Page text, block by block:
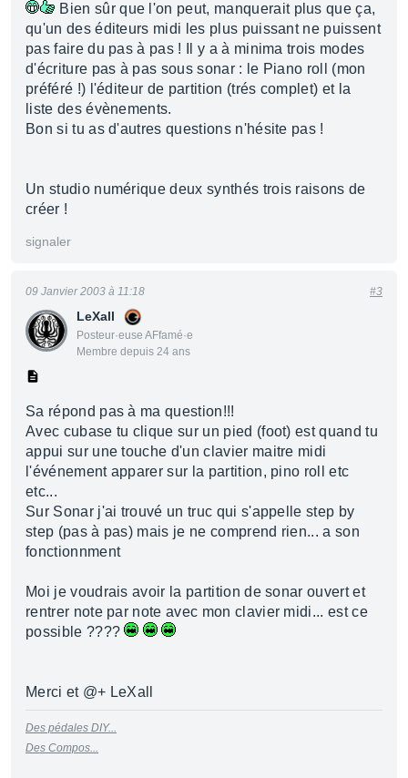
Bien sûr que l'on peut, manquerait plus que ça,
qu'un des éditeurs midi les plus puissant ne puissent
pas faire du pas à pas ! Il y a à minima trois modes
d'écriture pas à pas sous sonar : le Piano roll (mon
préféré !) l'éditeur de partition (trés complet) et la
liste des évènements.
Bon si tu as d'autres questions n'hésite pas !
Un studio numérique deux synthés trois raisons de
créer !
signaler
LeXall
Posteur·euse AFfamé·e
Membre depuis 24 ans
09 Janvier 2003 à 11:18 #3
Sa répond pas à ma question!!!
Avec cubase tu clique sur un pied (foot) est quand tu
appui sur une touche d'un clavier maitre midi
l'événement apparer sur la partition, pino roll etc
etc...
Sur Sonar j'ai trouvé un truc qui s'appelle step by
step (pas à pas) mais je ne comprend rien... a son
fonctionnment
Moi je voudrais avoir la partition de sonar ouvert et
rentrer note par note avec mon clavier midi... est ce
possible ????
Merci et @+ LeXall
Des pédales DIY...
Des Compos...